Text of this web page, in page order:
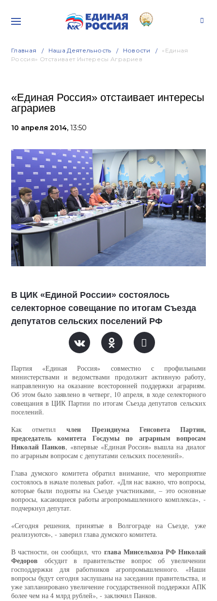
Главная Наша Деятельность Новости
«Единая
Россия» Отстаивает Интересы Аграриев
«Единая Россия» отстаивает интересы
аграриев
10 апреля 2014, 13:50
В ЦИК «Единой России» состоялось
селекторное совещание по итогам Съезда
депутатов сельских поселений РФ
Партия «Единая Россия» совместно с профильными
министерствами и ведомствами продолжит активную работу,
направленную на оказание всесторонней поддержки аграриям.
Об этом было заявлено в четверг, 10 апреля, в ходе селекторного
совещания в ЦИК Партии по итогам Съезда депутатов сельских
поселений.
Как отметилчлен Президиума Генсовета Партии,
председатель комитета Госдумы по аграрным вопросам
Николай Панков, «впервые «Единая Россия» вышла на диалог
по аграрным вопросам с депутатами сельских поселений».
Глава думского комитета обратил внимание, что мероприятие
состоялось в начале полевых работ. «Для нас важно, что вопросы,
которые были подняты на Съезде участниками, – это основные
вопросы, касающиеся работы агропромышленного комплекса», -
подчеркнул депутат.
«Сегодня решения, принятые в Волгограде на Съезде, уже
реализуются», - заверил глава думского комитета.
В частности, он сообщил, что глава Минсельхоза РФ Николай
Федоров обсудит в правительстве вопрос об увеличении
господдержки для работников агропромышленного. «Наши
вопросы будут сегодня заслушаны на заседании правительства, и
уже запланировано увеличение государственной поддержки АПК
более чем на 4 млрд рублей», - заключил Панков.